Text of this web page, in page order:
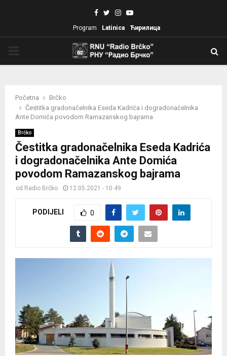
Facebook
TwitterInstagram
Youtube
Program Latinica Ћирилица
Početna
Brčko
Čestitka gradonačelnika Eseda Kadrića i dogradonačelnika
Ante Domića povodom Ramazanskog bajrama
Brčko
Čestitka gradonačelnika Eseda Kadrića
i dogradonačelnika Ante Domića
povodom Ramazanskog bajrama
od Radio Brčko 12.05.2021 - 10:49
PODIJELI 0